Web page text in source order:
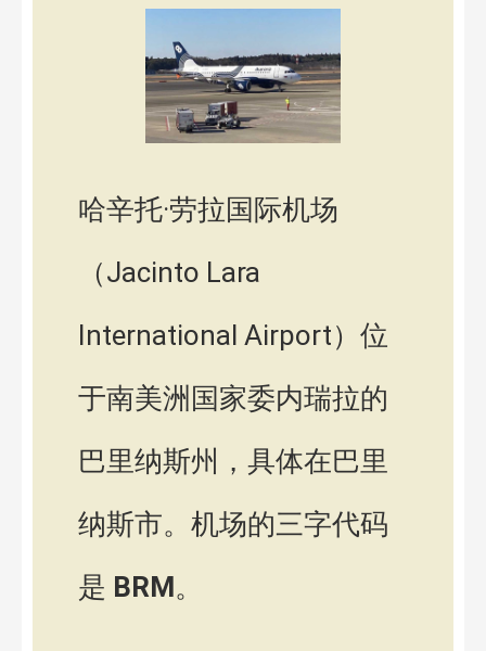
哈辛托·劳拉国际机场
（Jacinto Lara
International Airport）位
于南美洲国家委内瑞拉的
巴里纳斯州，具体在巴里
纳斯市。机场的三字代码
是 BRM。